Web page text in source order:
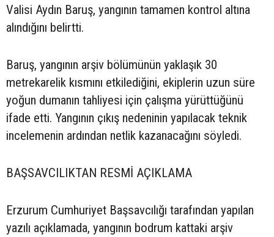
Valisi Aydın Baruş, yangının tamamen kontrol altına
alındığını belirtti.
Baruş, yangının arşiv bölümünün yaklaşık 30
metrekarelik kısmını etkilediğini, ekiplerin uzun süre
yoğun dumanın tahliyesi için çalışma yürüttüğünü
ifade etti. Yangının çıkış nedeninin yapılacak teknik
incelemenin ardından netlik kazanacağını söyledi.
BAŞSAVCILIKTAN RESMİ AÇIKLAMA
Erzurum Cumhuriyet Başsavcılığı tarafından yapılan
yazılı açıklamada, yangının bodrum kattaki arşiv